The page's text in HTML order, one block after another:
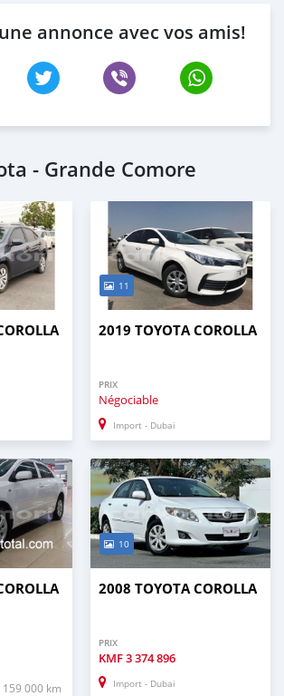
annonce avec vos amis!
- Grande Comore
11
2019 TOYOTA COROLLA
PRIX
Négociable
Import - Dubai
159 000 km
10
2008 TOYOTA COROLLA
PRIX
KMF3 374 896
Import - Dubai